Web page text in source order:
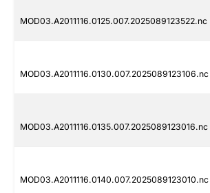
MOD03.A2011116.0125.007.2025089123522.nc
MOD03.A2011116.0130.007.2025089123106.nc
MOD03.A2011116.0135.007.2025089123016.nc
MOD03.A2011116.0140.007.2025089123010.nc